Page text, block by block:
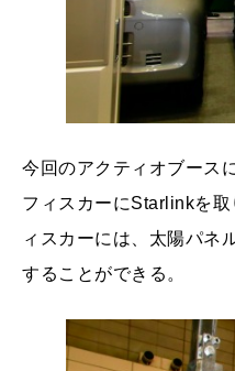
今回のアクティオブース
フィスカーにStarlinkを
ィスカーには、太陽パネ
することができる。